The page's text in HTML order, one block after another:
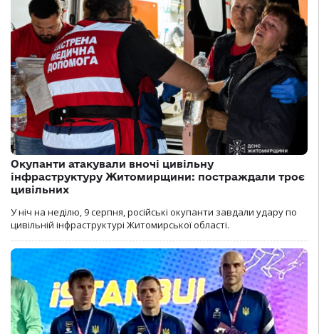
Окупанти атакували вночі цивільну
інфраструктуру Житомирщини: постраждали троє
цивільних
У ніч на неділю, 9 серпня, російські окупанти завдали удару по
цивільній інфраструктурі Житомирської області.